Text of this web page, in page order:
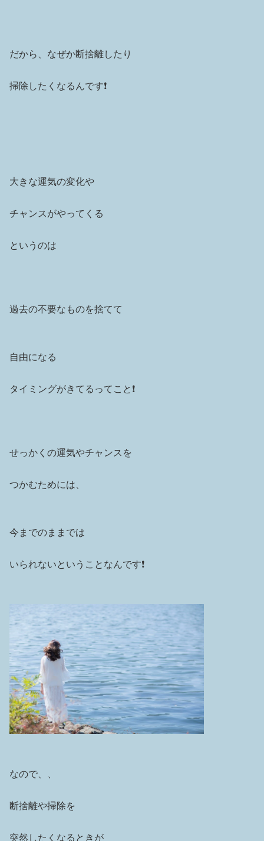
だから、なぜか断捨離したり
掃除したくなるんです❗️
大きな運気の変化や
チャンスがやってくる
というのは
過去の不要なものを捨てて
自由になる
タイミングがきてるってこと❗️
せっかくの運気やチャンスを
つかむためには、
今までのままでは
いられないということなんです❗️
なので、、
断捨離や掃除を
突然したくなるときが